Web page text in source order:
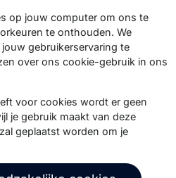
je op de
updates,
en
Abonneer
op jouw computer om ons te
te onthouden. We
gebruikerservaring te
over ons cookie-gebruik in ons
voor cookies wordt er geen
je gebruik maakt van deze
geplaatst worden om je